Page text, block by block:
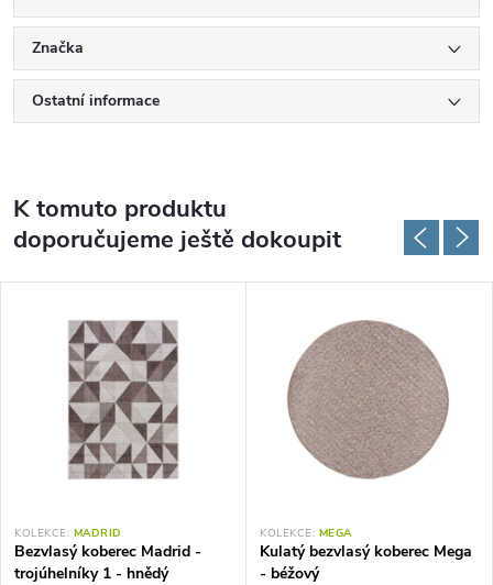
Značka
Ostatní informace
K tomuto produktu
doporučujeme ještě dokoupit
KOLEKCE: MADRID
Bezvlasý koberec Madrid -
trojúhelníky 1 - hnědý
KOLEKCE: MEGA
Kulatý bezvlasý koberec Mega
- béžový